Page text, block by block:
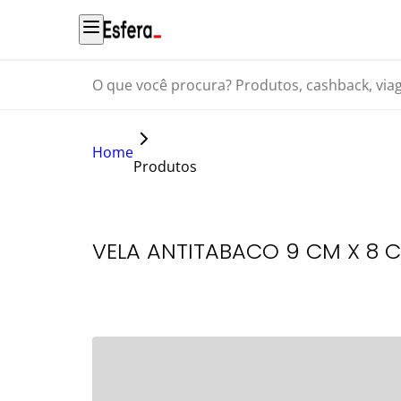
O que você procura? Produtos, cashback, viagens...
Home
Produtos
VELA ANTITABACO 9 CM X 8